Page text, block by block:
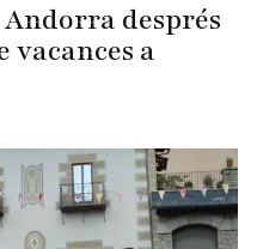
després
vacances a